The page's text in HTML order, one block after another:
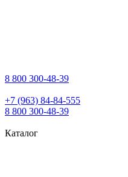
8 800 300‑48‑39
+7 (963) 84‑84‑555
8 800 300‑48‑39
Каталог